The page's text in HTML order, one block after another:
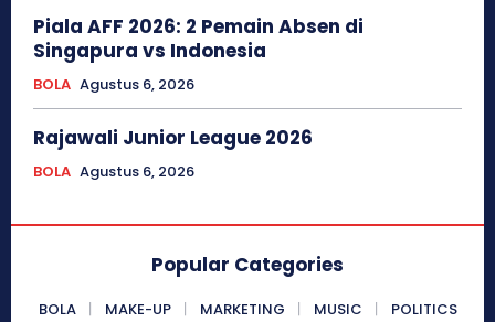
Piala AFF 2026: 2 Pemain Absen di
Singapura vs Indonesia
BOLA Agustus 6, 2026
Rajawali Junior League 2026
BOLA Agustus 6, 2026
Popular Categories
BOLA MAKE-UP MARKETING MUSIC
POLITICS